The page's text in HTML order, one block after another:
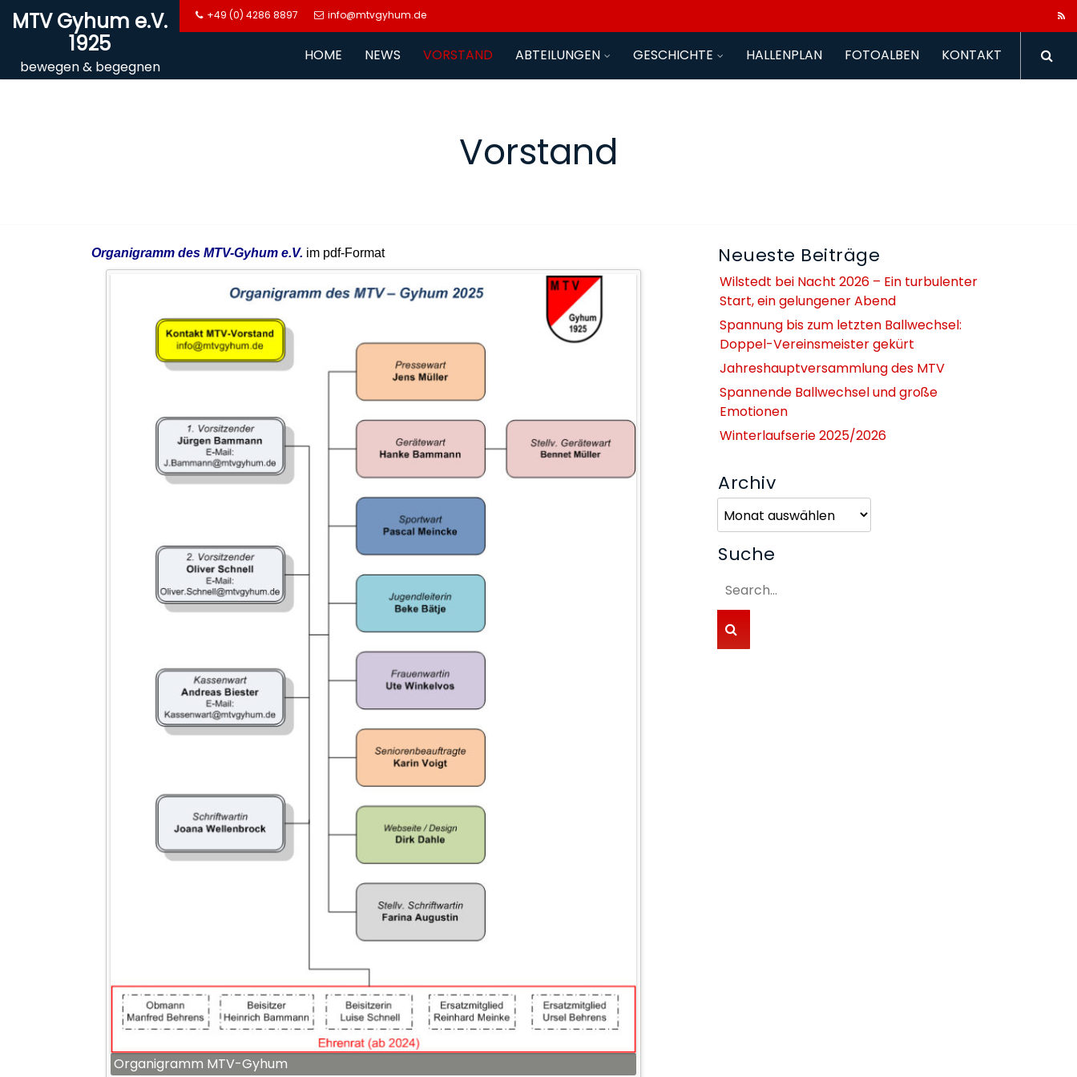
SkipMTV Gyhum e.V.
1925
bewegen & begegnen
+49 (0) 4286 8897 info@mtvgyhum.de
HOME NEWS VORSTAND ABTEILUNGEN GESCHICHTE HALLENPLAN FOTOALBEN KONTAKT
Vorstand
Organigramm des MTV-Gyhum e.V. im pdf-Format
Organigramm MTV-Gyhum
Neueste Beiträge
Wilstedt bei Nacht 2026 – Ein turbulenter
Start, ein gelungener Abend
Spannung bis zum letzten Ballwechsel:
Doppel-Vereinsmeister gekürt
Jahreshauptversammlung des MTV
Spannende Ballwechsel und große
Emotionen
Winterlaufserie 2025/2026
Archiv
Suche